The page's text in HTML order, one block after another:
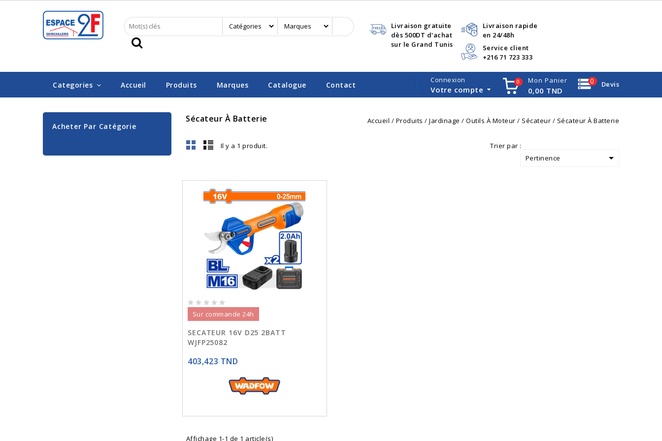
Livraison gratuite
dès 500DT d'achat
sur le Grand Tunis
Livraison rapide
en 24/48h
Service client
+216 71 723 333
Categories Accueil Produits Marques Catalogue Contact Devis
0
0 Mon Panier
0,00 TND
Connexion
Votre compte
Acheter Par Catégorie
Sécateur À Batterie Accueil Produits Jardinage Outils À Moteur Sécateur Sécateur À Batterie
Il y a 1 produit.
Trier par :
Pertinence

Sur commande 24h
SECATEUR 16V D25 2BATT
WJFP25082
403,423 TND
Affichage 1-1 de 1 article(s)